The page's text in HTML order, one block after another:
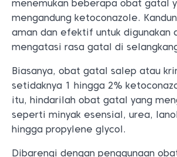
menemukan beberapa obat gatal
mengandung ketoconazole.
aman dan efektif untuk digunakan
mengatasi rasa gatal di
Biasanya, obat gatal salep atau
setidaknya 1 hingga 2%
itu, hindarilah obat gatal yang
seperti minyak esensial, urea,
hingga propylene glycol.
Dibarengi dengan penggunaan